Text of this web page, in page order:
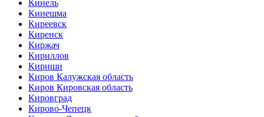
Кинель
Кинешма
Киреевск
Киренск
Киржач
Кириллов
Кириши
Киров Калужская область
Киров Кировская область
Кировград
Кирово-Чепецк